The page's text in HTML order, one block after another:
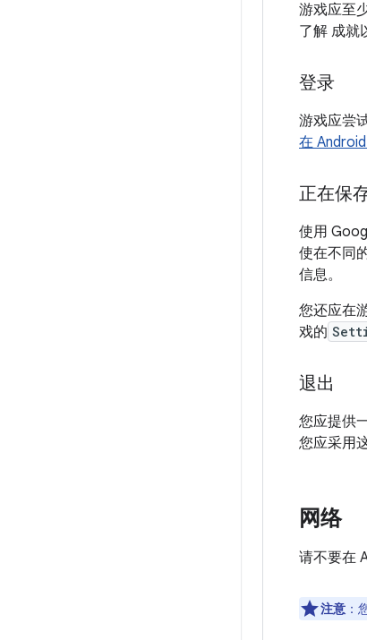
游戏应至
了解 成就
登录
游戏应尝
在
正在保
使用
使在不同
信息。
您还应在
戏的
退出
您应提供
您应采用
网络
请不要在
注意 ：